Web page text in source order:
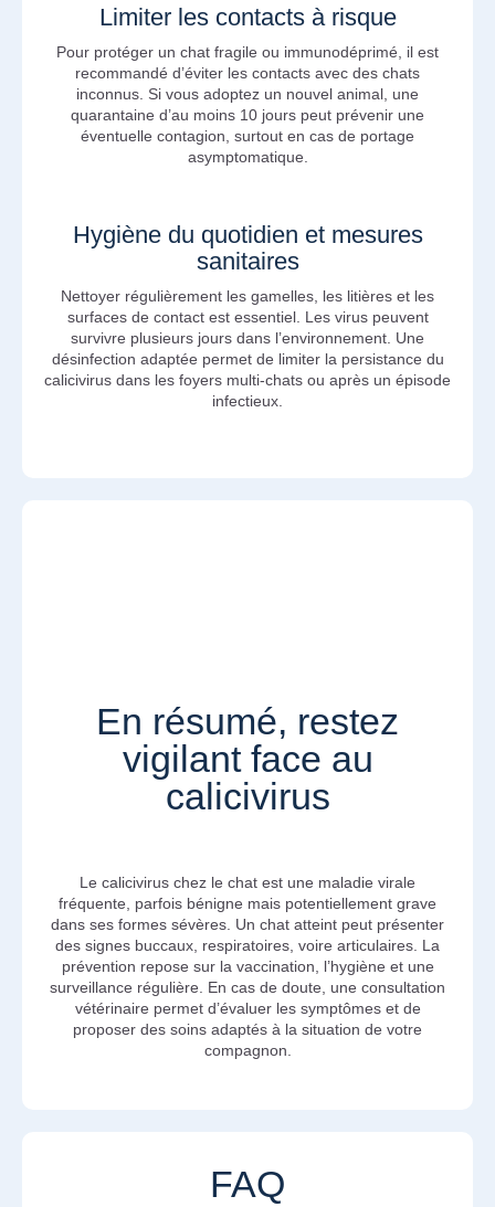
Limiter les contacts à risque
Pour protéger un chat fragile ou immunodéprimé, il est
recommandé d’éviter les contacts avec des chats
inconnus. Si vous adoptez un nouvel animal, une
quarantaine d’au moins 10 jours peut prévenir une
éventuelle contagion, surtout en cas de portage
asymptomatique.
Hygiène du quotidien et mesures
sanitaires
Nettoyer régulièrement les gamelles, les litières et les
surfaces de contact est essentiel. Les virus peuvent
survivre plusieurs jours dans l’environnement. Une
désinfection adaptée permet de limiter la persistance du
calicivirus dans les foyers multi-chats ou après un épisode
infectieux.
En résumé, restez
vigilant face au
calicivirus
Le calicivirus chez le chat est une maladie virale
fréquente, parfois bénigne mais potentiellement grave
dans ses formes sévères. Un chat atteint peut présenter
des signes buccaux, respiratoires, voire articulaires. La
prévention repose sur la vaccination, l’hygiène et une
surveillance régulière. En cas de doute, une consultation
vétérinaire permet d’évaluer les symptômes et de
proposer des soins adaptés à la situation de votre
compagnon.
FAQ